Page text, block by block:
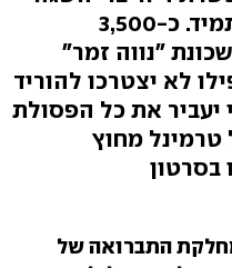
תתפשר על סטנדרט? לא תמיד. כ-3,500
"נווה זמר"
לא יצטרכו להוריד
את כל הפסולת
טרמינל מחוץ
בסרטון
התברואה של